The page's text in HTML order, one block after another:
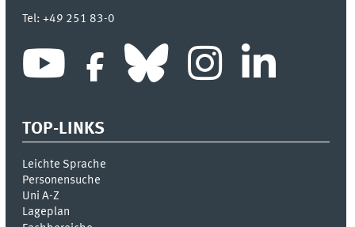
Tel:+49 251 83-0
TOP-LINKS
Leichte Sprache
Personensuche
Uni A-Z
Lageplan